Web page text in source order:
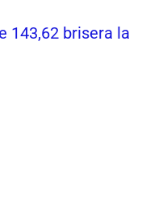
143,62 brisera la